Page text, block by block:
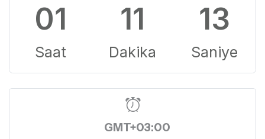
01
Saat
11
Dakika
12
Saniye
GMT+03:00